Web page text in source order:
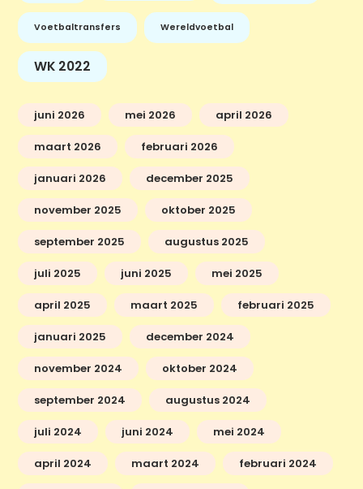
Voetbaltransfers Wereldvoetbal
WK 2022
juni 2026 mei 2026 april 2026
maart 2026 februari 2026
januari 2026 december 2025
november 2025 oktober 2025
september 2025 augustus 2025
juli 2025 juni 2025 mei 2025
april 2025 maart 2025 februari 2025
januari 2025 december 2024
november 2024 oktober 2024
september 2024 augustus 2024
juli 2024 juni 2024 mei 2024
april 2024 maart 2024 februari 2024